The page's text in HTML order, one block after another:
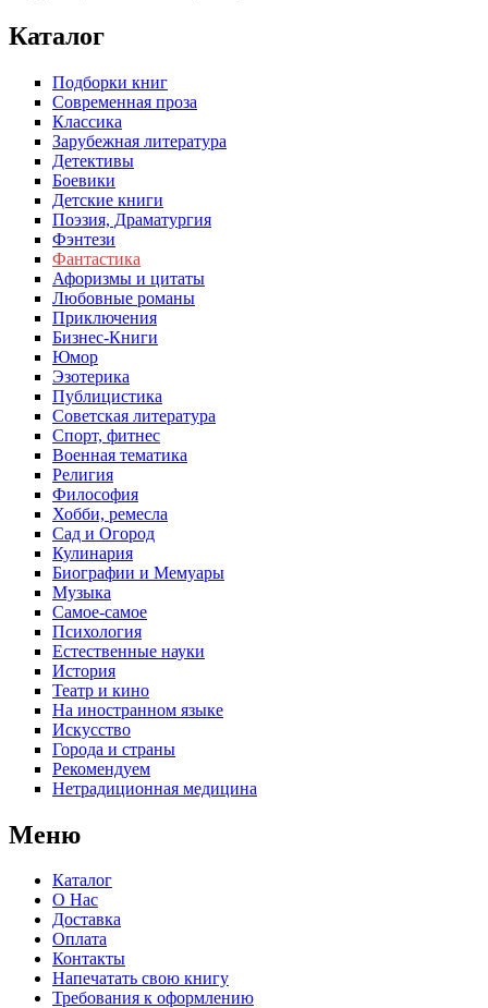
Каталог
Подборки книг
Современная проза
Классика
Зарубежная литература
Детективы
Боевики
Детские книги
Поэзия, Драматургия
Фэнтези
Фантастика
Афоризмы и цитаты
Любовные романы
Приключения
Бизнес-Книги
Юмор
Эзотерика
Публицистика
Советская литература
Спорт, фитнес
Военная тематика
Религия
Философия
Хобби, ремесла
Сад и Огород
Кулинария
Биографии и Мемуары
Музыка
Самое-самое
Психология
Естественные науки
История
Театр и кино
На иностранном языке
Искусство
Города и страны
Рекомендуем
Нетрадиционная медицина
Меню
Каталог
О Нас
Доставка
Оплата
Контакты
Напечатать свою книгу
Требования к оформлению